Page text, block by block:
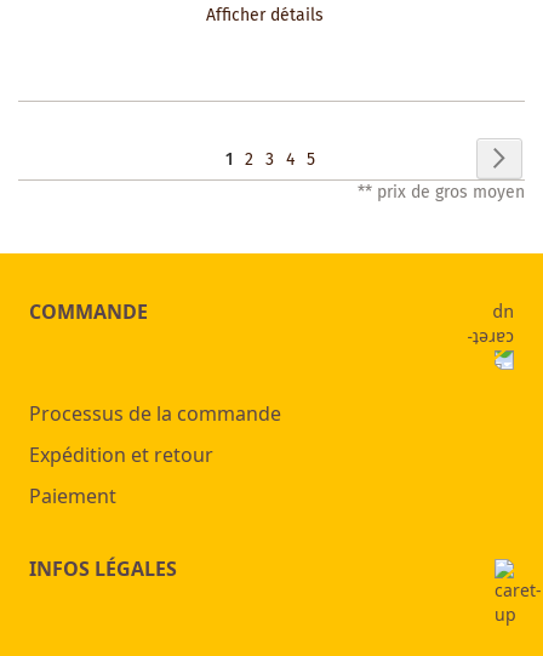
SOUHAITS
Afficher détails
Page
Vous
1 Page
2 Page
3 Page
4 Page
5
** prix de gros moyen
COMMANDE
Processus de la commande
Expédition et retour
Paiement
INFOS LÉGALES